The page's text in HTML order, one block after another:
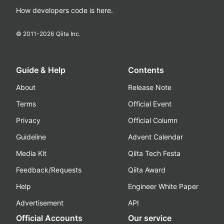
How developers code is here.
© 2011-2026 Qiita Inc.
Guide & Help
About
Terms
Privacy
Guideline
Media Kit
Feedback/Requests
Help
Advertisement
Contents
Release Note
Official Event
Official Column
Advent Calendar
Qiita Tech Festa
Qiita Award
Engineer White Paper
API
Official Accounts Our service